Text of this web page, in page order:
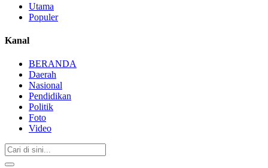
Utama
Populer
Kanal
BERANDA
Daerah
Nasional
Pendidikan
Politik
Foto
Video